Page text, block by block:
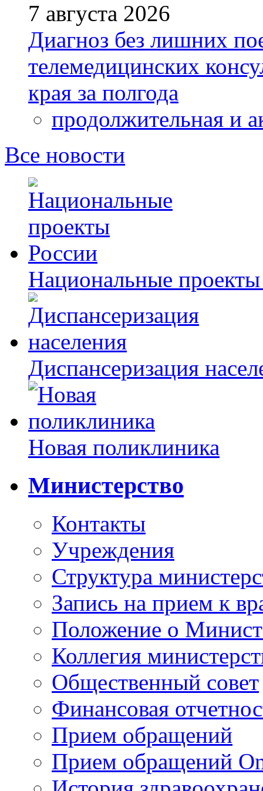
7 августа 2026
Диагноз без лишних
телемедицинских
края за полгода
продолжительная и
Все новости
Национальные
Диспансеризация
Новая поликлиника
Министерство
Контакты
Учреждения
Структура
Запись на прием к
Положение о
Коллегия
Общественный совет
Финансовая
Прием обращений
Прием обращений